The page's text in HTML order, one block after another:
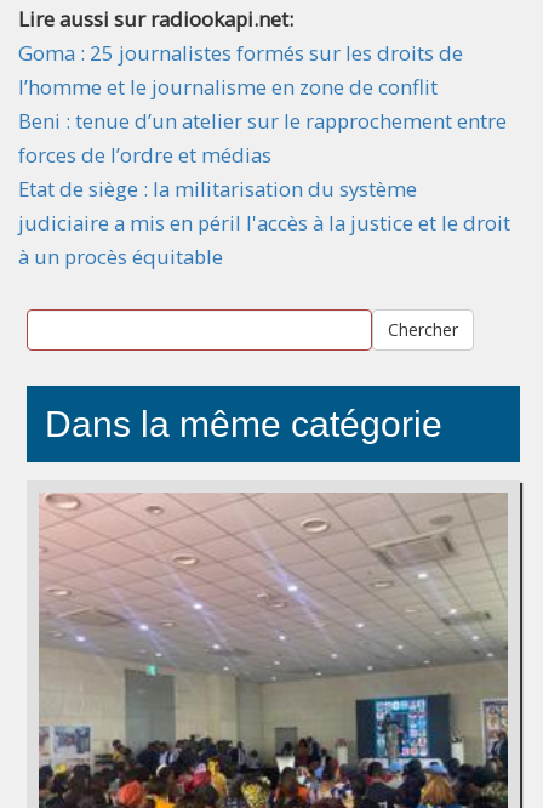
Lire aussi sur radiookapi.net:
Goma : 25 journalistes formés sur les droits de
l’homme et le journalisme en zone de conflit
Beni : tenue d’un atelier sur le rapprochement entre
forces de l’ordre et médias
Etat de siège : la militarisation du système
judiciaire a mis en péril l'accès à la justice et le droit
à un procès équitable
Chercher
Dans la même catégorie